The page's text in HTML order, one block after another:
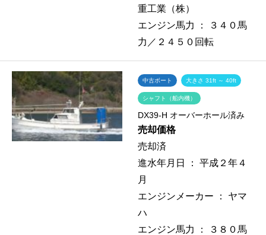
重工業（株）
エンジン馬力 ：
３４０馬
力／２４５０回転
中古ボート 大きさ 31ft ～ 40ft
シャフト（船内機）
DX39-H オーバーホール済み
売却価格
売却済
進水年月日 ： 平成２年４
月
エンジンメーカー ： ヤマ
ハ
エンジン馬力 ：
３８０馬